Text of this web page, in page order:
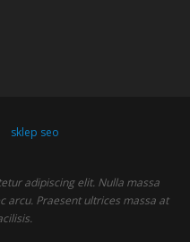
sklep seo
adipiscing elit. Nulla massa
arcu. Praesent ultrices massa at